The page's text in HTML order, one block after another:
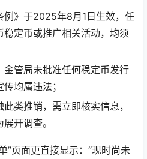
例》于2025年8月1日生效，任
定币或推广相关活动，均须
金管局未批准任何稳定币发行
均属违法；
此类推销，需立即核实信息，
开调查。
”页面更直接显示：“现时尚未